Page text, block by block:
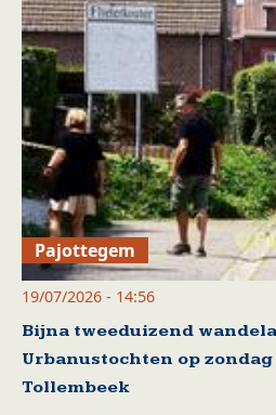
Pajottegem
19/07/2026 - 14:56
Bijna tweeduizend
Urbanustochten op
Tollembeek